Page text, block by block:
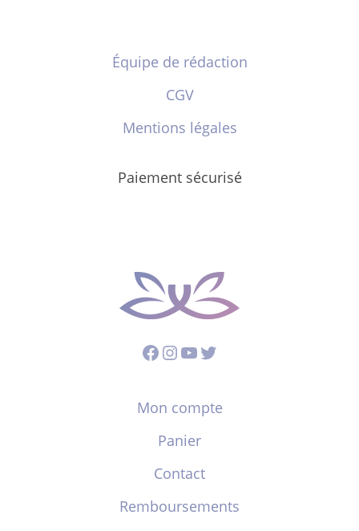
Équipe de rédaction
CGV
Mentions légales
Paiement sécurisé
Facebook
Instagram
YouTube
Twitter
Mon compte
Panier
Contact
Remboursements